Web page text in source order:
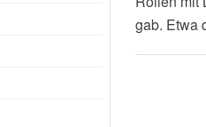
gab. Etwa